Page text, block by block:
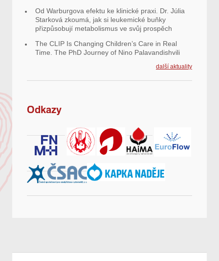
Od Warburgova efektu ke klinické praxi. Dr. Júlia
Starková zkoumá, jak si leukemické buňky
přizpůsobují metabolismus ve svůj prospěch
The CLIP Is Changing Children’s Care in Real
Time. The PhD Journey of Nino Palavandishvili
další aktuality
Odkazy